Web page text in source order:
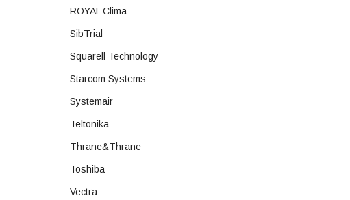
ROYAL Clima
SibTrial
Squarell Technology
Starcom Systems
Systemair
Teltonika
Thrane&Thrane
Toshiba
Vectra